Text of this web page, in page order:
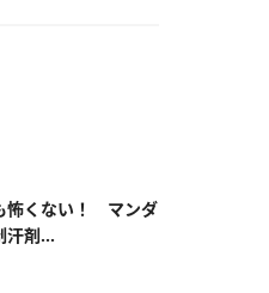
怖くない！ マンダ
汗剤...